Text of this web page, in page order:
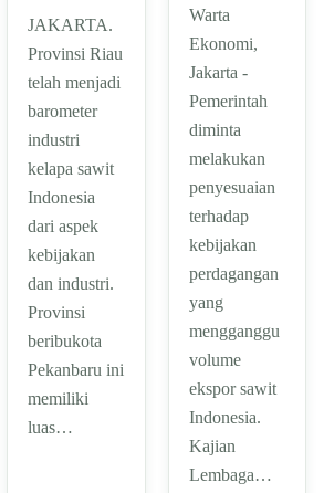
JAKARTA.
Provinsi Riau
telah menjadi
barometer
industri
kelapa sawit
Indonesia
dari aspek
kebijakan
dan industri.
Provinsi
beribukota
Pekanbaru ini
memiliki
luas…
Warta
Ekonomi,
Jakarta -
Pemerintah
diminta
melakukan
penyesuaian
terhadap
kebijakan
perdagangan
yang
mengganggu
volume
ekspor sawit
Indonesia.
Kajian
Lembaga…